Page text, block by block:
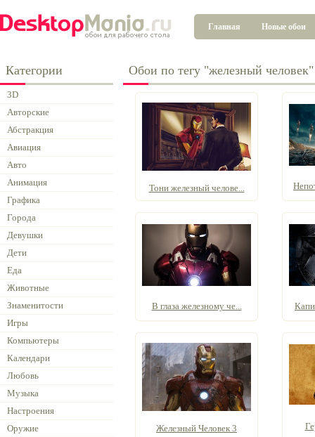
Главная Новые обои
Категории
3D
Авторские
Абстракция
Авиация
Авто
Анимация
Графика
Города
Девушки
Дети
Еда
Животные
Знаменитости
Игры
Компьютеры
Календари
Любовь
Музыка
Настроения
Оружие
Обои по тегу "железный человек"
Тони железный челове...
В глаза железному че...
Железный Человек 3